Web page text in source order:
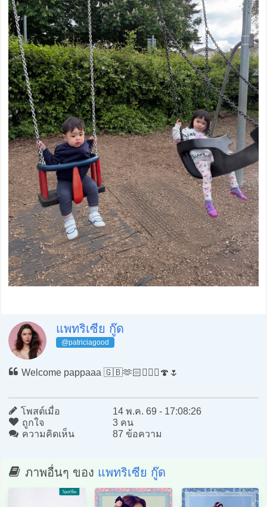
แพทริเซีย กู๊ด
@patriciagood
Welcome pappaaa 🇬🇧🫶🏻🧚🏼‍♀️🍄🌷
โพสต์เมื่อ
14 พ.ค. 69 - 17:08:26
ถูกใจ
3 คน
ความคิดเห็น
87 ข้อความ
ภาพอื่นๆ ของ แพทริเซีย กู๊ด